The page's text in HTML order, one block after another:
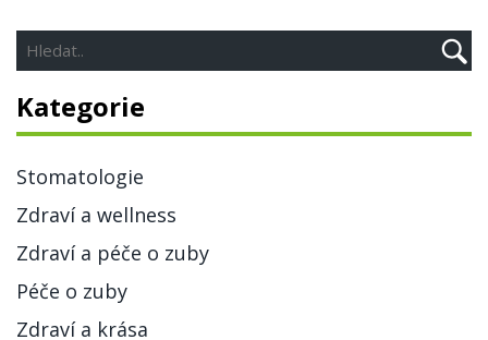
Kategorie
Stomatologie
Zdraví a wellness
Zdraví a péče o zuby
Péče o zuby
Zdraví a krása